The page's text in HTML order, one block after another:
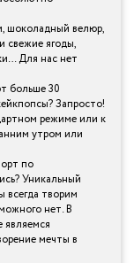
шоколадный велюр,
свежие ягоды,
Для нас нет
больше 30
Запросто!
режиме или к
утром или
по
Уникальный
творим
нет. В
мечты в